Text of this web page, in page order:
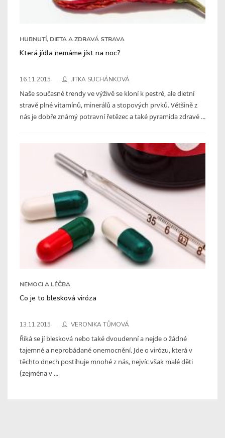
HUBNUTÍ, DIETA A ZDRAVÁ STRAVA
Která jídla nemáme jíst na noc?
16.11.2015 JITKA SUCHÁNKOVÁ
Naše současné trendy ve výživě se kloní k pestré, ale dietní
stravě plné vitamínů, minerálů a stopových prvků. Většině z
nás je dobře známý potravní řetězec a také pyramida zdravé ...
NEMOCI A LÉČBA
Co je to blesková viróza
13.11.2015 VERONIKA TŮMOVÁ
Říká se jí blesková nebo také dvoudenní a nejde o žádné
tajemné a neprobádané onemocnění. Jde o virózu, která v
těchto dnech postihuje mnohé z nás, nejvíc však malé děti
(zejména v ...